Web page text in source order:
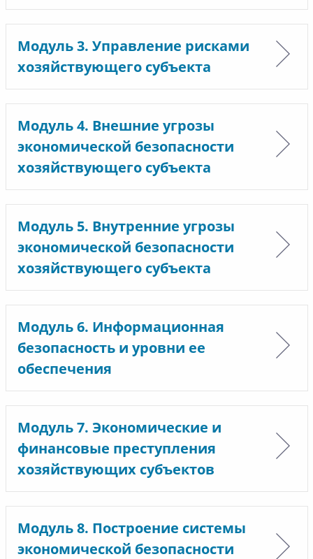
Модуль 3. Управление рисками
хозяйствующего субъекта
Модуль 4. Внешние угрозы
экономической безопасности
хозяйствующего субъекта
Модуль 5. Внутренние угрозы
экономической безопасности
хозяйствующего субъекта
Модуль 6. Информационная
безопасность и уровни ее
обеспечения
Модуль 7. Экономические и
финансовые преступления
хозяйствующих субъектов
Модуль 8. Построение системы
экономической безопасности